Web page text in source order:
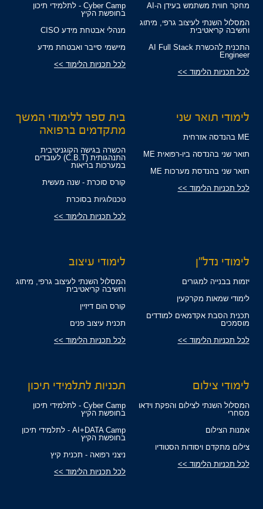
מחקר חווית משתמש בעידן ה-AI
המסלול השנתי לעיצוב גרפי, מיתוג
וחשיבה קריאטיבית
התכנית להכשרת AI Full Stack
Engineer
לכל תכניות הלימוד >>
Cyber Camp - לתלמידי תיכון
בחופשת הקיץ
מנהלי אבטחת מידע CISO
מיישמי סייבר ואבטחת מידע
לכל תכניות הלימוד >>
לימודי תואר שני
ME בהנדסה אזרחית
תואר שני בהנדסה ביו-רפואית ME
תואר שני בהנדסת מערכות ME
לכל תכניות הלימוד >>
בית ספר ללימודי המשך
מתקדמים ברפואה
הכשרה בגישה הקוגניטיבית
התנהגותית (C.B.T) לעובדים
במערכות בריאות
קורס סוכרת - שנה מעשית
טכנולוגיות בסוכרת
לכל תכניות הלימוד >>
לימודי נדל"ן
יזמות בבנייה למגורים
לימודי שמאות מקרקעין
תכנית הסבת אקדמאים למודדים
מוסמכים
לכל תכניות הלימוד >>
לימודי עיצוב
המסלול השנתי לעיצוב גרפי, מיתוג
וחשיבה קריאטיבית
קורס הום דיזיין
תכנית עיצוב פנים
לכל תכניות הלימוד >>
לימודי צילום
המסלול השנתי לצילום והפקת וידאו
מסחרי
אמנות הצילום
צילום מתקדם ויסודות הסטודיו
לכל תכניות הלימוד >>
תכניות לתלמידי תיכון
Cyber Camp - לתלמידי תיכון
בחופשת הקיץ
AI+DATA Camp - לתלמידי תיכון
בחופשת הקיץ
ניצני רפואה - תכנית קיץ
לכל תכניות הלימוד >>